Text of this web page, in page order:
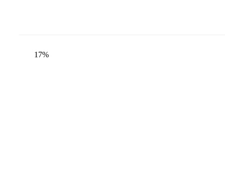
17%